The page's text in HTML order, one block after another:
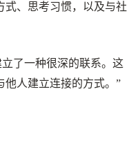
式、思考习惯，以及与社
了一种很深的联系。这
他人建立连接的方式。”